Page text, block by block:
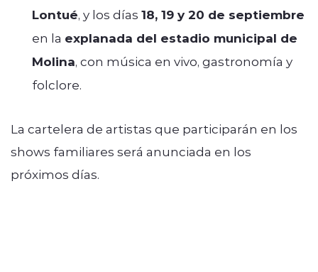
Lontué, y los días 18, 19 y 20 de septiembre
en la explanada del estadio municipal de
Molina, con música en vivo, gastronomía y
folclore.
La cartelera de artistas que participarán en los
shows familiares será anunciada en los
próximos días.